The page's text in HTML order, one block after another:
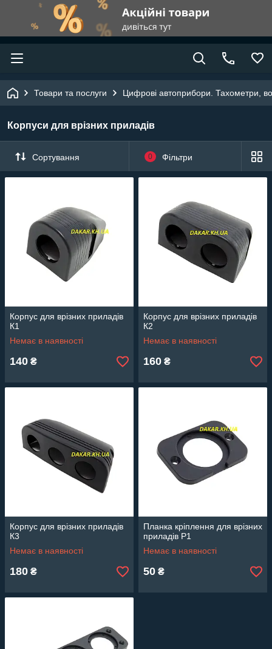
Товари та послуги Цифрові автоприбори. Тахометри,
Корпуси для врізних приладів
Сортування 0 Фільтри
Корпус для врізних приладів
К1
Немає в наявності
140 ₴
Корпус для врізних приладів
К2
Немає в наявності
160 ₴
Корпус для врізних приладів
К3
Немає в наявності
180 ₴
Планка кріплення для врізних
приладів Р1
Немає в наявності
50 ₴